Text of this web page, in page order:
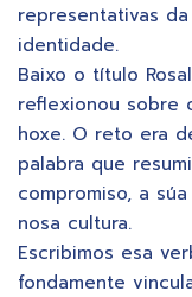
representativas
identidade.
Baixo o título
reflexionou sobre
hoxe. O reto era
palabra que
compromiso, a
nosa cultura.
Escribimos esa
fondamente